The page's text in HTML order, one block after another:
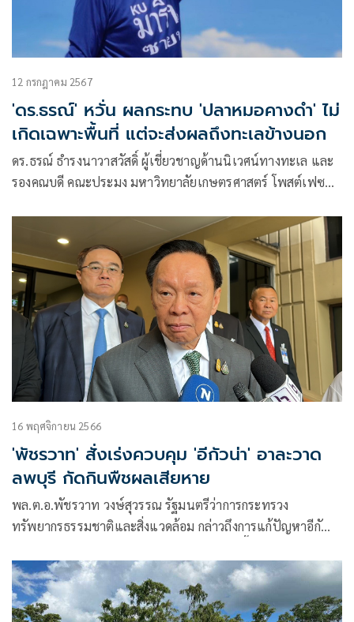
12 กรกฎาคม 2567
'ดร.ธรณ์' หวั่น ผลกระทบ 'ปลาหมอคางดำ' ไม่
เกิดเฉพาะพื้นที่ แต่จะส่งผลถึงทะเลข้างนอก
ดร.ธรณ์ ธำรงนาวาสวัสดิ์ ผู้เชี่ยวชาญด้านนิเวศน์ทางทะเล และ
รองคณบดี คณะประมง มหาวิทยาลัยเกษตรศาสตร์ โพสต์เฟซบุ๊
ระทบคือหาดทราย หาดเลน ป่าชายเลน และแหล่งหญ้าทะเล
16 พฤศจิกายน 2566
'พัชรวาท' สั่งเร่งควบคุม 'อีกัวน่า' อาละวาด
ลพบุรี กัดกินพืชผลเสียหาย
พล.ต.อ.พัชรวาท วงษ์สุวรรณ รัฐมนตรีว่าการกระทรวง
ทรัพยากรธรรมชาติและสิ่งแวดล้อม กล่าวถึงการแก้ปัญหาอีกั
ทำลายระบบนิเวศ